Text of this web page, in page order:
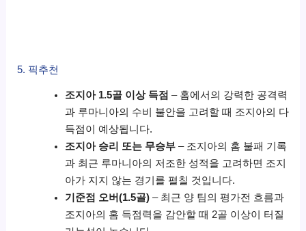
5. 픽추천
조지아 1.5골 이상 득점 – 홈에서의 강력한 공격력
과 루마니아의 수비 불안을 고려할 때 조지아의 다
득점이 예상됩니다.
조지아 승리 또는 무승부– 조지아의 홈 불패 기록
과 최근 루마니아의 저조한 성적을 고려하면 조지
아가 지지 않는 경기를 펼칠 것입니다.
기준점 오버(1.5골)– 최근 양 팀의 평가전 흐름과
조지아의 홈 득점력을 감안할 때 2골 이상이 터질